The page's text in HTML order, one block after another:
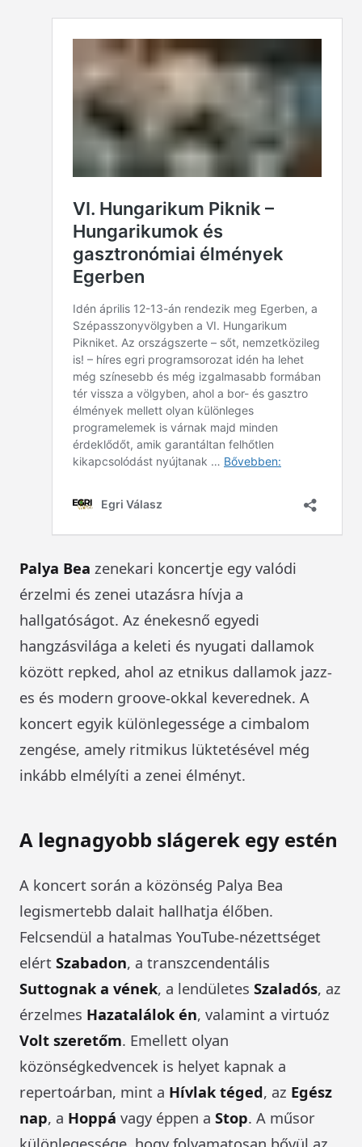
Palya Bea zenekari koncertje egy valódi
érzelmi és zenei utazásra hívja a
hallgatóságot. Az énekesnő egyedi
hangzásvilága a keleti és nyugati dallamok
között repked, ahol az etnikus dallamok jazz-
es és modern groove-okkal keverednek. A
koncert egyik különlegessége a cimbalom
zengése, amely ritmikus lüktetésével még
inkább elmélyíti a zenei élményt.
A legnagyobb slágerek egy estén
A koncert során a közönség Palya Bea
legismertebb dalait hallhatja élőben.
Felcsendül a hatalmas YouTube-nézettséget
elért Szabadon, a transzcendentális
Suttognak a vének, a lendületes Szaladós, az
érzelmes Hazatalálok én, valamint a virtuóz
Volt szeretőm. Emellett olyan
közönségkedvencek is helyet kapnak a
repertoárban, mint a Hívlak téged, az Egész
nap, a Hoppá vagy éppen a Stop. A műsor